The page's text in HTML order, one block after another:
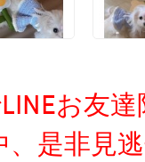
お友
是非見